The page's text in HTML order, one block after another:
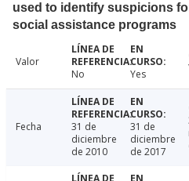
used to identify suspicions
social assistance programs
Valor
No
Yes
Fecha
31 de
diciembre
de 2010
31 de
diciembre
de 2017